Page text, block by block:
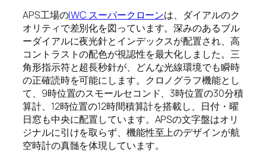
APS工場のIWC スーパークローンは、ダイアルのク
オリティで差別化を図っています。深みのあるブル
ーダイアルに夜光針とインデックスが配置され、高
コントラストの配色が視認性を最大化しました。三
角形指示符と超長秒針が、どんな光線環境でも瞬時
の正確読時を可能にします。クロノグラフ機能とし
て、9時位置のスモールセコンド、3時位置の30分積
算計、12時位置の12時間積算計を搭載し、日付・曜
日窓も中央に配置しています。APSの文字盤はオリ
ジナルに引けを取らず、機能性至上のデザインが航
空時計の真髄を体現しています。